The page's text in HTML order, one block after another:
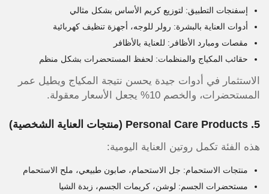
إسفنجات التطبيق: لتوزيع كريم الأساس بشكل مثالي
أدوات العناية بالبشرة: رولر للوجه، أجهزة تنظيف كهربائية
مقصات ومبارد الأظافر: للعناية بالأظافر
حقائب المكياج والمنظمات: لحفظ المستحضرات بشكل منظم
الاستثمار في أدوات جيدة يحسن نتيجة المكياج ويطيل عمر
المستحضرات، والخصم 10% يجعل الأسعار معقولة.
5. Personal Care Products (منتجات العناية الشخصية)
هذه الفئة تكمل روتين العناية اليومية:
منتجات الاستحمام: جل الاستحمام، صابون طبيعي، ملح الاستحمام
مستحضرات الجسم: لوشن، كريمات الجسم، زبدة الشيا